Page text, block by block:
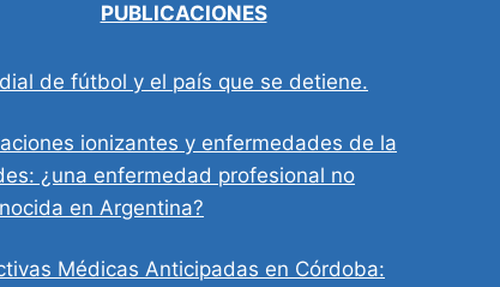
PUBLICACIONES
de fútbol y el país que se detiene.
ionizantes y enfermedades de la
¿una enfermedad profesional no
en Argentina?
Médicas Anticipadas en Córdoba: